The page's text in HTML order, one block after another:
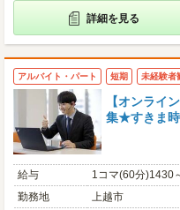
詳細を見る
アルバイト・パート 短期 未経験者
【オンラ
集★すきま
給与
1コマ(60分)1430
勤務地
上越市